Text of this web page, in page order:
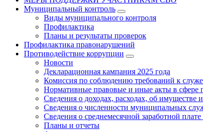
Муниципальный контроль
Виды муниципального контроля
Профилактика
Планы и результаты проверок
Профилактика правонарушений
Противодействие коррупции
Новости
Декларационная кампания 2025 года
Комиссия по соблюдению требований к
Нормативные правовые и иные акты в сфере
Сведения о доходах, расходах, об имуществе
Сведения о численности муниципальных
Сведения о среднемесячной заработной
Планы и отчеты